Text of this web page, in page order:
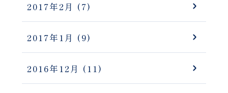
2017年2月 (7)
2017年1月 (9)
2016年12月 (11)